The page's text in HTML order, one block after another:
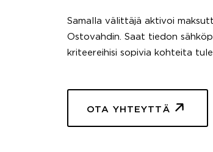
Samalla välittäjä aktivoi
Ostovahdin. Saat tiedon
kriteereihisi sopivia kohteita
OTA YHTEYTTÄ